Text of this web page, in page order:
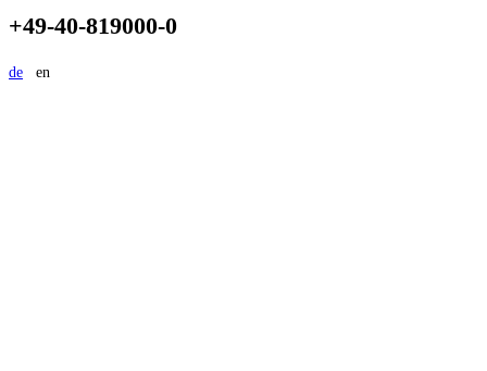
+49-40-819000-0
de en